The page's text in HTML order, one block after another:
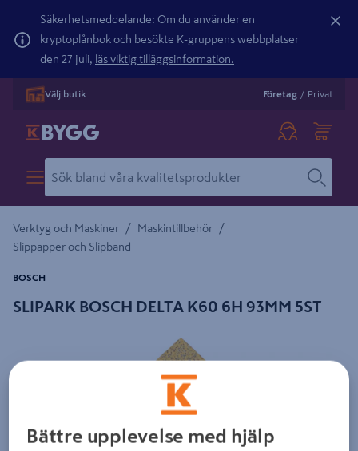
Säkerhetsmeddelande: Om du använder en
kryptoplånbok och besökte K-gruppens webbplatser
den 27 juli, läs viktig tilläggsinformation.
Välj butik Företag / Privat
Verktyg och Maskiner / Maskintillbehör /
Slippapper och Slipband
SLIPARK BOSCH DELTA K60 6H 93MM 5ST
BOSCH
Detaljerad beskrivning finns i produktbeskrivningsområdet
Bättre upplevelse med hjälp